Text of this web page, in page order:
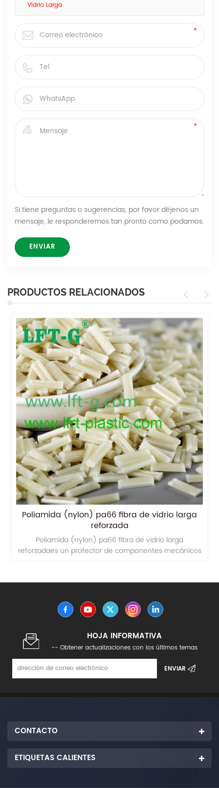
Vidrio Larga
Si tiene preguntas o sugerencias, por favor déjenos un
mensaje, le responderemos tan pronto como podamos.
PRODUCTOS RELACIONADOS
Poliamida (nylon) pa66 fibra de vidrio larga
reforzada
Poliamida (nylon) pa66 fibra de vidrio larga
reforzadaes un protector de componentes mecánicos
en la industria eléctrica y electrónica.
HOJA INFORMATIVA
-- Obtener actualizaciones con los últimos temas
CONTACTO
ETIQUETAS CALIENTES